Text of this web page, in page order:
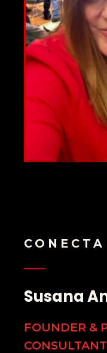
CONECTA
Susana
FOUNDER &
CONSULTANT